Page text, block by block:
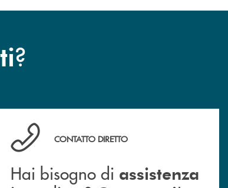
?
Hai bisogno di assistenza immediata? Contattaci !
CONTATTO DIRETTO
Hai bisogno di assistenza